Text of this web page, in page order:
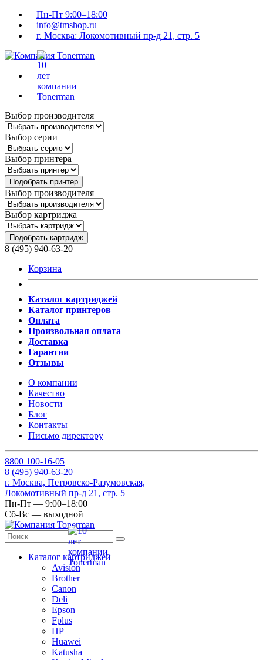
Пн-Пт 9:00–18:00
info@tmshop.ru
г. Москва: Локомотивный пр-д 21, стр. 5
Выбор производителя
Выбор серии
Выбор принтера
Подобрать принтер
Выбор производителя
Выбор картриджа
Подобрать картридж
8 (495) 940-63-20
Корзина
Каталог картриджей
Каталог принтеров
Оплата
Произвольная оплата
Доставка
Гарантии
Отзывы
О компании
Качество
Новости
Блог
Контакты
Письмо директору
8800 100-16-05
8 (495) 940-63-20
г. Москва, Петровско-Разумовская,
Локомотивный пр-д 21, стр. 5
Пн-Пт — 9:00–18:00
Сб-Вс — выходной
Каталог картриджей
Avision
Brother
Canon
Deli
Epson
Fplus
HP
Huawei
Katusha